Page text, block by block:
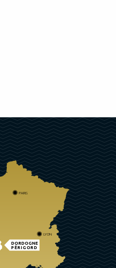
DORDOGNE
PÉRIGORD
PARIS
LYON